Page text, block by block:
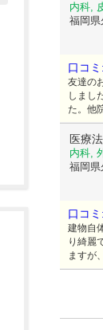
内科,
福岡県
口コ
友達の
しまし
た。他
医療
内科,
福岡県
口コ
建物自
り綺麗
ますが